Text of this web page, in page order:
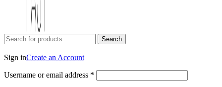
Search
Sign inCreate an Account
Username or email address *